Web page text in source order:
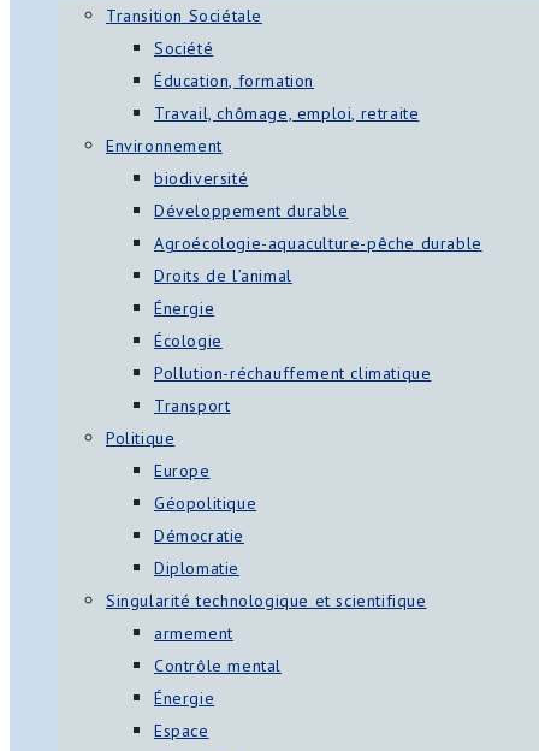
Transition Sociétale
Société
Éducation, formation
Travail, chômage, emploi, retraite
Environnement
biodiversité
Développement durable
Agroécologie-aquaculture-pêche durable
Droits de l’animal
Énergie
Écologie
Pollution-réchauffement climatique
Transport
Politique
Europe
Géopolitique
Démocratie
Diplomatie
Singularité technologique et scientifique
armement
Contrôle mental
Énergie
Espace